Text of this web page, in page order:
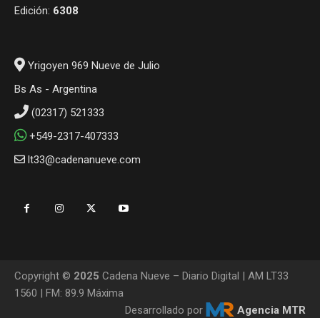
Edición: 6308
Yrigoyen 969 Nueve de Julio
Bs As - Argentina
(02317) 521333
+549-2317-407333
lt33@cadenanueve.com
Copyright © 2025 Cadena Nueve – Diario Digital | AM LT33
1560 | FM: 89.9 Máxima
Desarrollado por
Agencia MTR